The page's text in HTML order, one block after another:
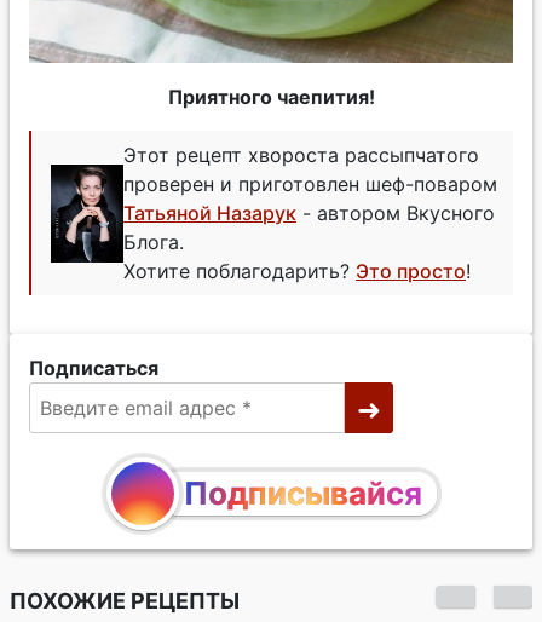
Приятного чаепития!
Этот рецепт хвороста рассыпчатого
проверен и приготовлен шеф-поваром
Татьяной Назарук - автором Вкусного
Блога.
Хотите поблагодарить? Это просто!
Подписаться
Подписывайся
ПОХОЖИЕ РЕЦЕПТЫ